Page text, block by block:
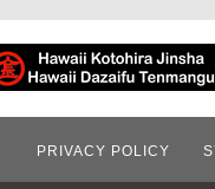
PRIVACY POLICY